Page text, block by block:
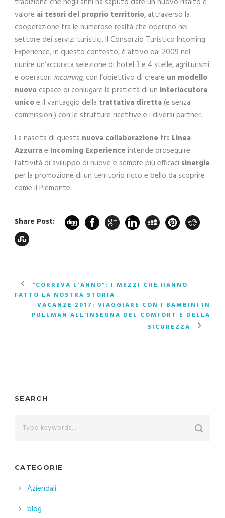
valore ai tesori del proprio territorio, attraverso la
cooperazione tra le numerose realtà che operano nel
settore dei servizi turistici. Il Consorzio Turistico Incoming
Experience, in questo contesto, è attivo dal 2009 nel
riunire un’accurata selezione di hotel 3 e 4 stelle, agriturismi
e operatori incoming, con l’obiettivo di creare un modello
nuovo capace di coniugare la praticità di un interlocutore
unicoe il vantaggio della trattativa diretta (e senza
commissioni) con le strutture ricettive e i diversi partner.
La nascita di questa nuova collaborazione tra Linea
Azzurrae Incoming Experience intende proseguire
l’attività di sviluppo di nuove e sempre più efficaci sinergie
per la promozione di un territorio ricco e bello da scoprire
come il Piemonte.
Share Post:
“CORREVA L’ANNO”: I MEZZI CHE HANNO
FATTO LA NOSTRA STORIA
VACANZE 2017: VIAGGIARE CON I BAMBINI IN
PULLMAN ALL’INSEGNA DEL COMFORT E DELLA
SICUREZZA
SEARCH
CATEGORIE
Aziendali
blog